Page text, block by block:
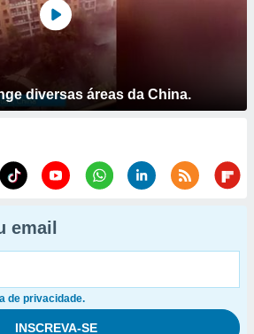
diversas áreas da China.
email
de privacidade.